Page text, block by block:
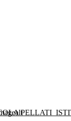
PELLATI